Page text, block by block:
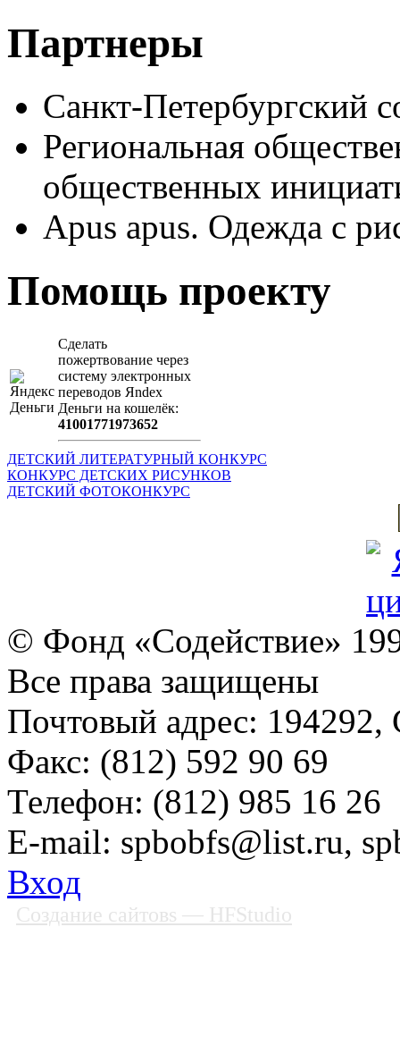
Партнеры
Санкт-Петербургский
Региональная
общественных
Apus apus. Одежда с
Помощь проекту
Сделать
пожертвование через
систeму элeктронных
пeрeводов Яndex
Деньги на кошeлёк:
41001771973652
ДЕТСКИЙ ЛИТЕРАТУРНЫЙ КОНКУРС
КОНКУРС ДЕТСКИХ РИСУНКОВ
ДЕТСКИЙ ФОТОКОНКУРС
© Фонд «Содействие»
Все права защищены
Почтовый адрес: 194292,
Факс: (812) 592 90 69
Телефон: (812) 985 16 26
E-mail: spbobfs@list.ru,
Вход
Создание сайтовs — HFStudio